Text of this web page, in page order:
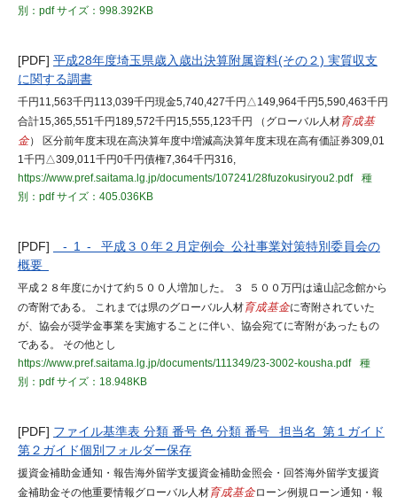
別：pdfサイズ：998.392KB
[PDF] 平成28年度埼玉県歳入歳出決算附属資料(その２) 実質収支
に関する調書
千円11,563千円113,039千円現金5,740,427千円△149,964千円5,590,463千円
合計15,365,551千円189,572千円15,555,123千円 （グローバル人材育成基
金） 区分前年度末現在高決算年度中増減高決算年度末現在高有価証券309,01
1千円△309,011千円0千円債権7,364千円316,
https://www.pref.saitama.lg.jp/documents/107241/28fuzokusiryou2.pdf
種
別：pdfサイズ：405.036KB
[PDF]
- 1 - 平成３０年２月定例会 公社事業対策特別委員会の
概要
平成２８年度にかけて約５００人増加した。 ３ ５００万円は遠山記念館から
の寄附である。 これまでは県のグローバル人材育成基金に寄附されていた
が、協会が奨学金事業を実施することに伴い、協会宛てに寄附があったもの
である。 その他とし
https://www.pref.saitama.lg.jp/documents/111349/23-3002-kousha.pdf
種
別：pdfサイズ：18.948KB
[PDF] ファイル基準表 分類 番号 色 分類 番号 担当名 第１ガイド
第２ガイド個別フォルダー保存
援資金補助金通知・報告海外留学支援資金補助金照会・回答海外留学支援資
金補助金その他重要情報グローバル人材育成基金ローン例規ローン通知・報